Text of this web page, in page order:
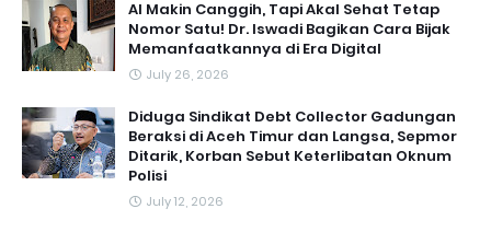
AI Makin Canggih, Tapi Akal Sehat Tetap
Nomor Satu! Dr. Iswadi Bagikan Cara Bijak
Memanfaatkannya di Era Digital
July 26, 2026
Diduga Sindikat Debt Collector Gadungan
Beraksi di Aceh Timur dan Langsa, Sepmor
Ditarik, Korban Sebut Keterlibatan Oknum
Polisi
July 12, 2026